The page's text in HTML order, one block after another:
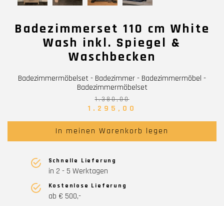
Badezimmerset 110 cm White
Wash inkl. Spiegel &
Waschbecken
Badezimmermöbelset - Badezimmer - Badezimmermöbel -
Badezimmermöbelset
1.380,00
1.295,00
In meinen Warenkorb legen
Schnelle Lieferung
in 2 - 5 Werktagen
Kostenlose Lieferung
ab € 500,-